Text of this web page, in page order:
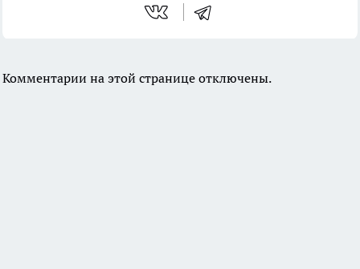
Комментарии на этой странице отключены.